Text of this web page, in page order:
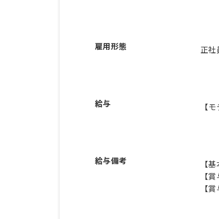
雇用形態 正社
給与 【
給与備考
【
【
【